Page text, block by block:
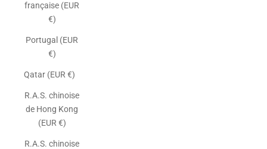
française (EUR
€)
Portugal (EUR
€)
Qatar (EUR €)
R.A.S. chinoise
de Hong Kong
(EUR €)
R.A.S. chinoise